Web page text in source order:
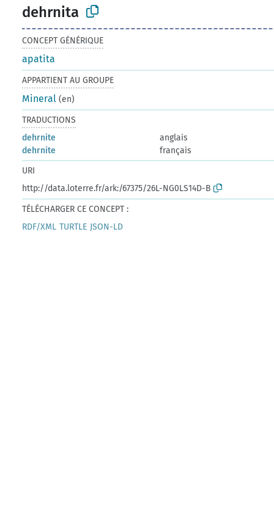
dehrnita
CONCEPT GÉNÉRIQUE
apatita
APPARTIENT AU GROUPE
Mineral (en)
TRADUCTIONS
dehrnite
anglais
dehrnite
français
URI
http://data.loterre.fr/ark:/67375/26L-NG0LS14D-B
TÉLÉCHARGER CE CONCEPT :
RDF/XML TURTLE JSON-LD